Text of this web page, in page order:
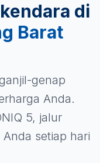
di
Barat
genap
Anda.
5, jalur
setiap hari